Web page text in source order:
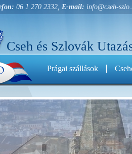
06 1 270 2332, E-mail: info@cseh-
Cseh és Szlovák
Prágai szállások